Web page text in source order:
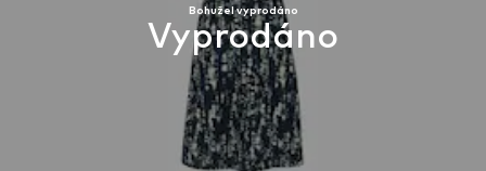
Bohužel vyprodáno
Vyprodáno